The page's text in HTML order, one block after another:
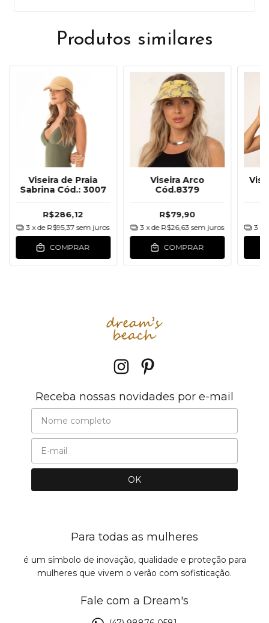
Produtos similares
Viseira de Praia
Sabrina Cód.: 3007
R$286,12
3 x de R$95,37 sem juros
COMPRAR
Viseira Arco
Cód.8379
R$79,90
3 x de R$26,63 sem juros
COMPRAR
3
Receba nossas novidades por e-mail
Para todas as mulheres
é um símbolo de inovação, qualidade e proteção para
mulheres que vivem o verão com sofisticação.
Fale com a Dream's